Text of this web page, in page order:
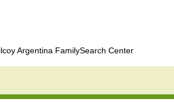
Argentina FamilySearch Center